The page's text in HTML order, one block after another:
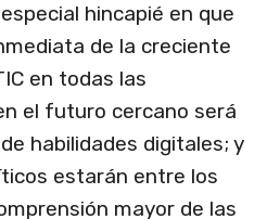
hincapié en que
de la creciente
en todas las
el futuro cercano será
habilidades digitales; y
estarán entre los
mayor de las